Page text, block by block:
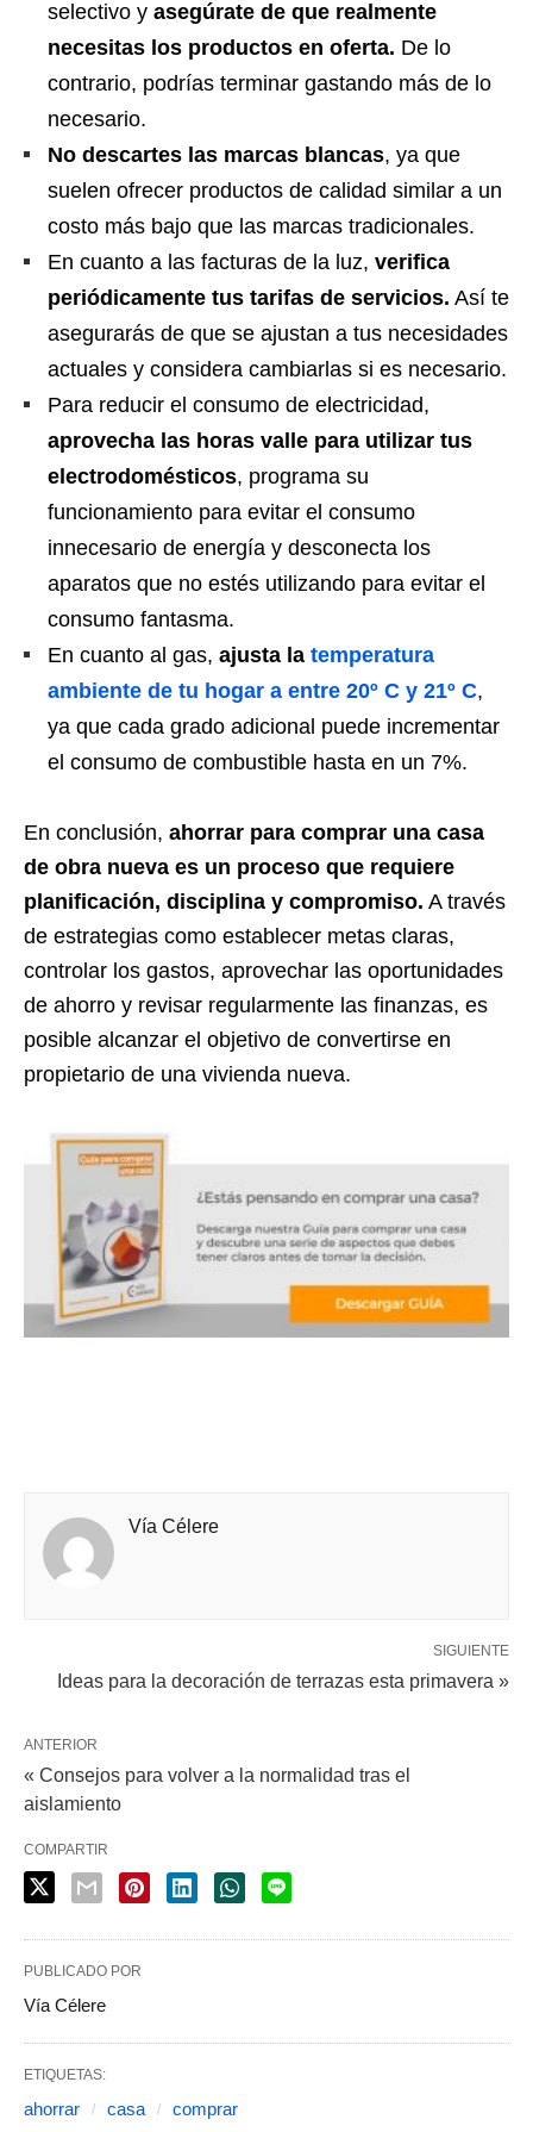
selectivo y asegúrate de que realmente
necesitas los productos en oferta. De lo
contrario, podrías terminar gastando más de lo
necesario.
No descartes las marcas blancas, ya que
suelen ofrecer productos de calidad similar a un
costo más bajo que las marcas tradicionales.
En cuanto a las facturas de la luz, verifica
periódicamente tus tarifas de servicios. Así te
asegurarás de que se ajustan a tus necesidades
actuales y considera cambiarlas si es necesario.
Para reducir el consumo de electricidad,
aprovecha las horas valle para utilizar tus
electrodomésticos, programa su
funcionamiento para evitar el consumo
innecesario de energía y desconecta los
aparatos que no estés utilizando para evitar el
consumo fantasma.
En cuanto al gas, ajusta la temperatura
ambiente de tu hogar a entre 20º C y 21º C,
ya que cada grado adicional puede incrementar
el consumo de combustible hasta en un 7%.
En conclusión, ahorrar para comprar una casa
de obra nueva es un proceso que requiere
planificación, disciplina y compromiso. A través
de estrategias como establecer metas claras,
controlar los gastos, aprovechar las oportunidades
de ahorro y revisar regularmente las finanzas, es
posible alcanzar el objetivo de convertirse en
propietario de una vivienda nueva.
Vía Célere
SIGUIENTE
Ideas para la decoración de terrazas esta primavera »
ANTERIOR
« Consejos para volver a la normalidad tras el
aislamiento
COMPARTIR
PUBLICADO POR
Vía Célere
ETIQUETAS:
ahorrar casa comprar